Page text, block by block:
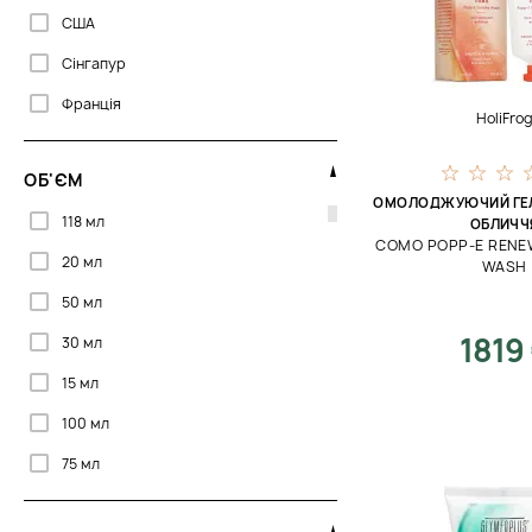
Для об'єму
Для обличчя та шиї
США
Сінгапур
Франція
ОБ'ЄМ
118 мл
20 мл
50 мл
30 мл
15 мл
100 мл
75 мл
200 мл
HoliFrog
ОМОЛОДЖУЮЧИЙ
COMO POPP-E
WASH